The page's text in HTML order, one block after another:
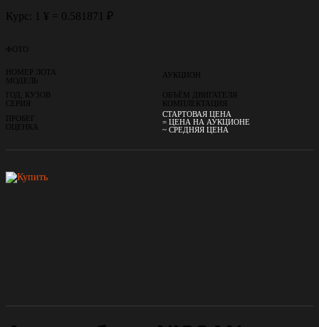
Курс: 1 ¥ = 0.581871 ₽
ФОТО
НОМЕР ЛОТА
МОДЕЛЬ
АУКЦИОН
ГОД, КУЗОВ
СЕРИЯ
ОБЪЁМ ДВИГАТЕЛЯ
КОМПЛЕКТАЦИЯ
ПРОБЕГ
ОЦЕНКА
СТАРТОВАЯ ЦЕНА
= ЦЕНА НА АУКЦИОНЕ
~ СРЕДНЯЯ ЦЕНА